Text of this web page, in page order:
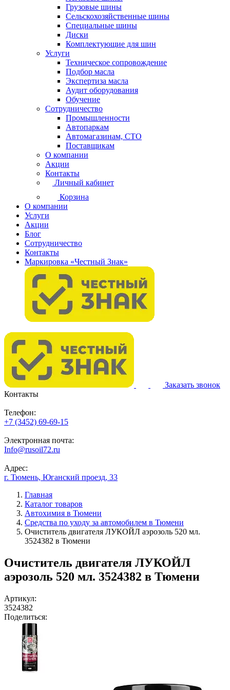
Грузовые шины
Сельскохозяйственные шины
Специальные шины
Диски
Комплектующие для шин
Услуги
Техническое сопровождение
Подбор масла
Экспертиза масла
Аудит оборудования
Обучение
Сотрудничество
Промышленности
Автопаркам
Автомагазинам, СТО
Поставщикам
О компании
Акции
Контакты
Личный кабинет
Корзина
О компании
Услуги
Акции
Блог
Сотрудничество
Контакты
Маркировка «Честный Знак»
Заказать звонок
Контакты
Телефон:
+7 (3452) 69-69-15
Электронная почта:
Info@rusoil72.ru
Адрес:
г. Тюмень, Юганский проезд, 33
Главная
Каталог товаров
Автохимия в Тюмени
Средства по уходу за автомобилем в Тюмени
Очиститель двигателя ЛУКОЙЛ аэрозоль 520 мл.
3524382 в Тюмени
Очиститель двигателя ЛУКОЙЛ
аэрозоль 520 мл. 3524382 в Тюмени
Артикул:
3524382
Поделиться: